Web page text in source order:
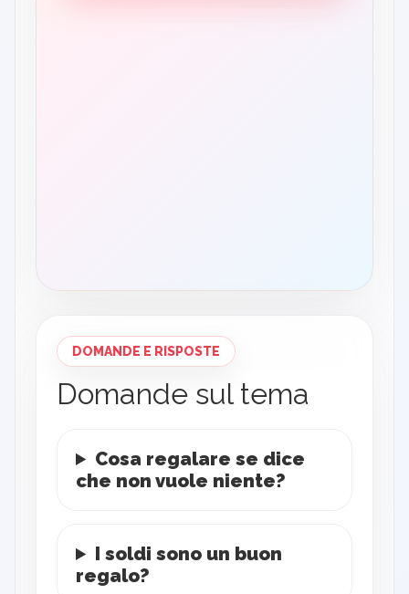
DOMANDE E RISPOSTE
Domande sul tema
Cosa regalare se dice
che non vuole niente?
I soldi sono un buon
regalo?